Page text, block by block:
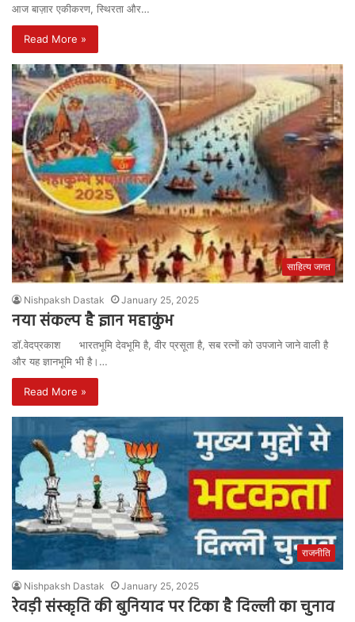
आज बाज़ार एकीकरण, स्थिरता और…
Read More »
साहित्य जगत
Nishpaksh Dastak January 25, 2025
नया संकल्प है ज्ञान महाकुंभ
डॉ.वेदप्रकाश भारतभूमि देवभूमि है, वीर प्रसूता है, सब रत्नों को उपजाने जाने वाली है
और यह ज्ञानभूमि भी है।…
Read More »
राजनीति
Nishpaksh Dastak January 25, 2025
रेवड़ी संस्कृति की बुनियाद पर टिका है दिल्ली का चुनाव